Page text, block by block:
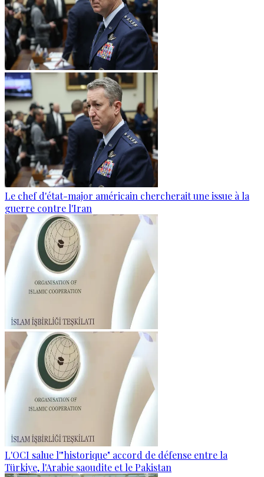
Le chef d'état-major américain chercherait une issue à la
guerre contre l'Iran
L'OCI salue l'"historique" accord de défense entre la
Türkiye, l'Arabie saoudite et le Pakistan